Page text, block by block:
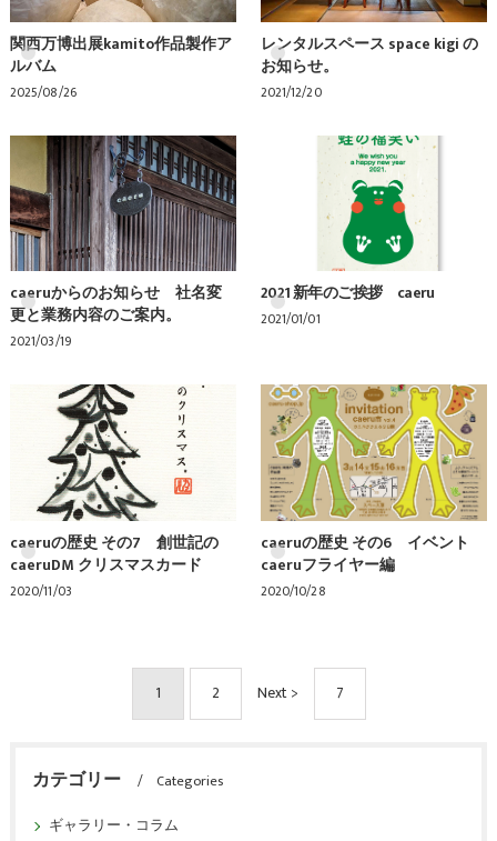
関西万博出展kamito作品製作ア
ルバム
2025/08/26
レンタルスペース space kigi の
お知らせ。
2021/12/20
caeruからのお知らせ 社名変
更と業務内容のご案内。
2021/03/19
2021 新年のご挨拶 caeru
2021/01/01
caeruの歴史 その7 創世記の
caeruDM クリスマスカード
2020/11/03
caeruの歴史 その6 イベント
caeruフライヤー編
2020/10/28
1 2 Next > 7
カテゴリー
Categories
ギャラリー・コラム